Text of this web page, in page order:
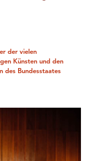
der vielen
Künsten und den
des Bundesstaates